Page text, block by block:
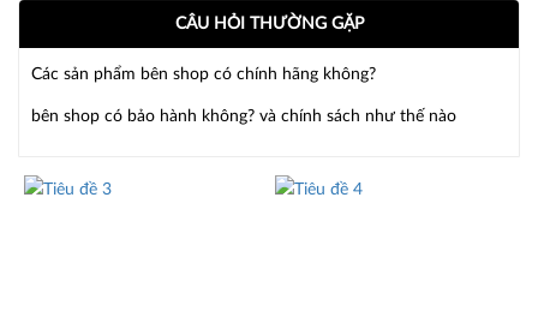
CÂU HỎI THƯỜNG GẶP
Các sản phẩm bên shop có chính hãng không?
bên shop có bảo hành không? và chính sách như thế nào